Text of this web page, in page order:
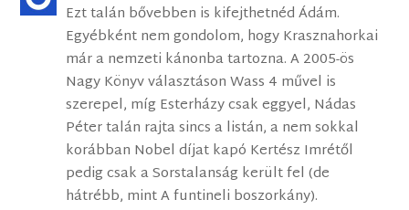
Ezt talán bővebben is kifejthetnéd Ádám.
Egyébként nem gondolom, hogy Krasznahorkai
már a nemzeti kánonba tartozna. A 2005-ös
Nagy Könyv választáson Wass 4 művel is
szerepel, míg Esterházy csak eggyel, Nádas
Péter talán rajta sincs a listán, a nem sokkal
korábban Nobel díjat kapó Kertész Imrétől
pedig csak a Sorstalanság került fel (de
hátrébb, mint A funtineli boszorkány).